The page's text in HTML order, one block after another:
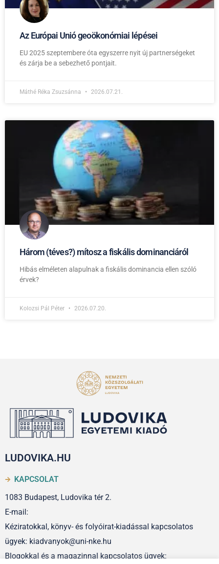
Az Európai Unió geoökonómiai lépései
EU 2025 szeptembere óta egyszerre nyit új partnerségeket
és zárja be a sebezhető pontjait.
Máthé Réka Zsuzsánna 2026.07.21.
Három (téves?) mítosz a fiskális dominanciáról
Hibás elméleten alapulnak a fiskális dominancia ellen szóló
érvek?
Kolozsi Pál Péter 2026.07.20.
LUDOVIKA.HU
KAPCSOLAT
1083 Budapest, Ludovika tér 2.
E-mail:
Kéziratokkal, könyv- és folyóirat-kiadással kapcsolatos
ügyek: kiadvanyok@uni-nke.hu
Blogokkal és a magazinnal kapcsolatos ügyek: